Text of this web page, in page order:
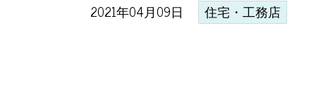
2021年04月09日 住宅・工務店